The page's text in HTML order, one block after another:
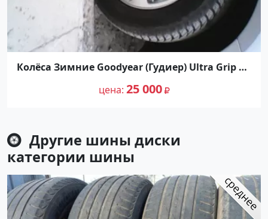
Колёса Зимние Goodyear (Гудиер) Ultra Grip 8
цена 25 000
Другие шины диски
категории шины